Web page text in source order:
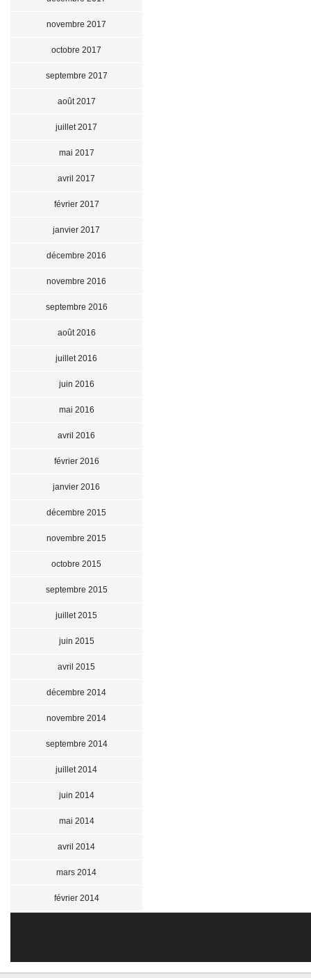
novembre 2017
octobre 2017
septembre 2017
août 2017
juillet 2017
mai 2017
avril 2017
février 2017
janvier 2017
décembre 2016
novembre 2016
septembre 2016
août 2016
juillet 2016
juin 2016
mai 2016
avril 2016
février 2016
janvier 2016
décembre 2015
novembre 2015
octobre 2015
septembre 2015
juillet 2015
juin 2015
avril 2015
décembre 2014
novembre 2014
septembre 2014
juillet 2014
juin 2014
mai 2014
avril 2014
mars 2014
février 2014